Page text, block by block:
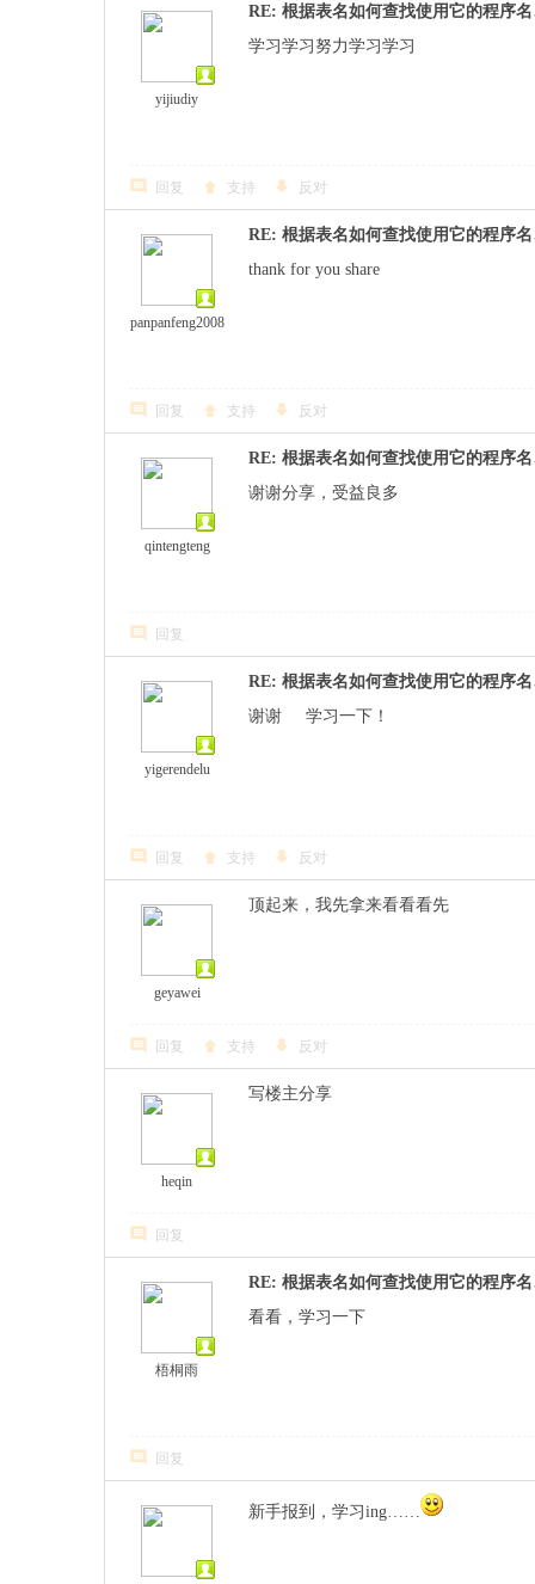
yijiudiy
RE: 根据表名如何查找使用它的程序
学习学习努力学习学习
回复 支持 反对
panpanfeng2008
RE: 根据表名如何查找使用它的程序
thank for you share
回复 支持 反对
qintengteng
RE: 根据表名如何查找使用它的程序
谢谢分享，受益良多
回复
yigerendelu
RE: 根据表名如何查找使用它的程序
谢谢 学习一下！
回复 支持 反对
geyawei
顶起来，我先拿来看看看先
回复 支持 反对
heqin
写楼主分享
回复
梧桐雨
RE: 根据表名如何查找使用它的程序
看看，学习一下
回复
新手报到，学习ing……